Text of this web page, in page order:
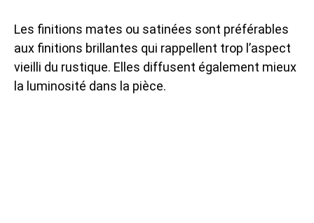
Les finitions mates ou satinées sont préférables
aux finitions brillantes qui rappellent trop l’aspect
vieilli du rustique. Elles diffusent également mieux
la luminosité dans la pièce.